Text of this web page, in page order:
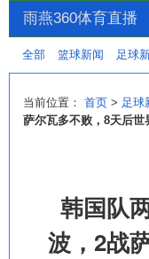
雨燕360体育直播
全部 篮球新闻 足球
当前位置： 首页 > 足球
萨尔瓦多不败，8天后世
韩国队
波，2战